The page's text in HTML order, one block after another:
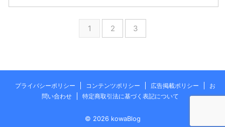
1 2 3
プライバシーポリシー コンテンツポリシー 広告掲載ポリシー
お
問い合わせ
特定商取引法に基づく表記について
© 2026 kowaBlog